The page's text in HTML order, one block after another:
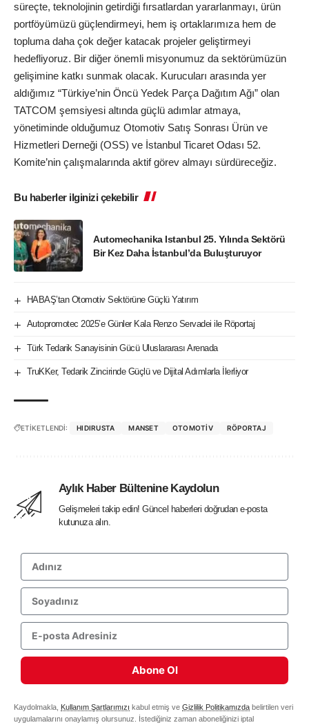
süreçte, teknolojinin getirdiği fırsatlardan yararlanmayı, ürün
portföyümüzü güçlendirmeyi, hem iş ortaklarımıza hem de
topluma daha çok değer katacak projeler geliştirmeyi
hedefliyoruz. Bir diğer önemli misyonumuz da sektörümüzün
gelişimine katkı sunmak olacak. Kurucuları arasında yer
aldığımız “Türkiye’nin Öncü Yedek Parça Dağıtım Ağı” olan
TATCOM şemsiyesi altında güçlü adımlar atmaya,
yönetiminde olduğumuz Otomotiv Satış Sonrası Ürün ve
Hizmetleri Derneği (OSS) ve İstanbul Ticaret Odası 52.
Komite’nin çalışmalarında aktif görev almayı sürdüreceğiz.
Bu haberler ilginizi çekebilir
Automechanika Istanbul 25. Yılında Sektörü
Bir Kez Daha İstanbul’da Buluşturuyor
HABAŞ’tan Otomotiv Sektörüne Güçlü Yatırım
Autopromotec 2025’e Günler Kala Renzo Servadei ile Röportaj
Türk Tedarik Sanayisinin Gücü Uluslararası Arenada
TruKKer, Tedarik Zincirinde Güçlü ve Dijital Adımlarla İlerliyor
ETİKETLENDİ: HIDIRUSTA MANSET OTOMOTIV RÖPORTAJ
Aylık Haber Bültenine Kaydolun
Gelişmeleri takip edin! Güncel haberleri doğrudan e-posta
kutunuza alın.
Abone Ol
Kaydolmakla, Kullanım Şartlarımızı kabul etmiş ve Gizlilik Politikamızda belirtilen veri
uygulamalarını onaylamış olursunuz. İstediğiniz zaman aboneliğinizi iptal